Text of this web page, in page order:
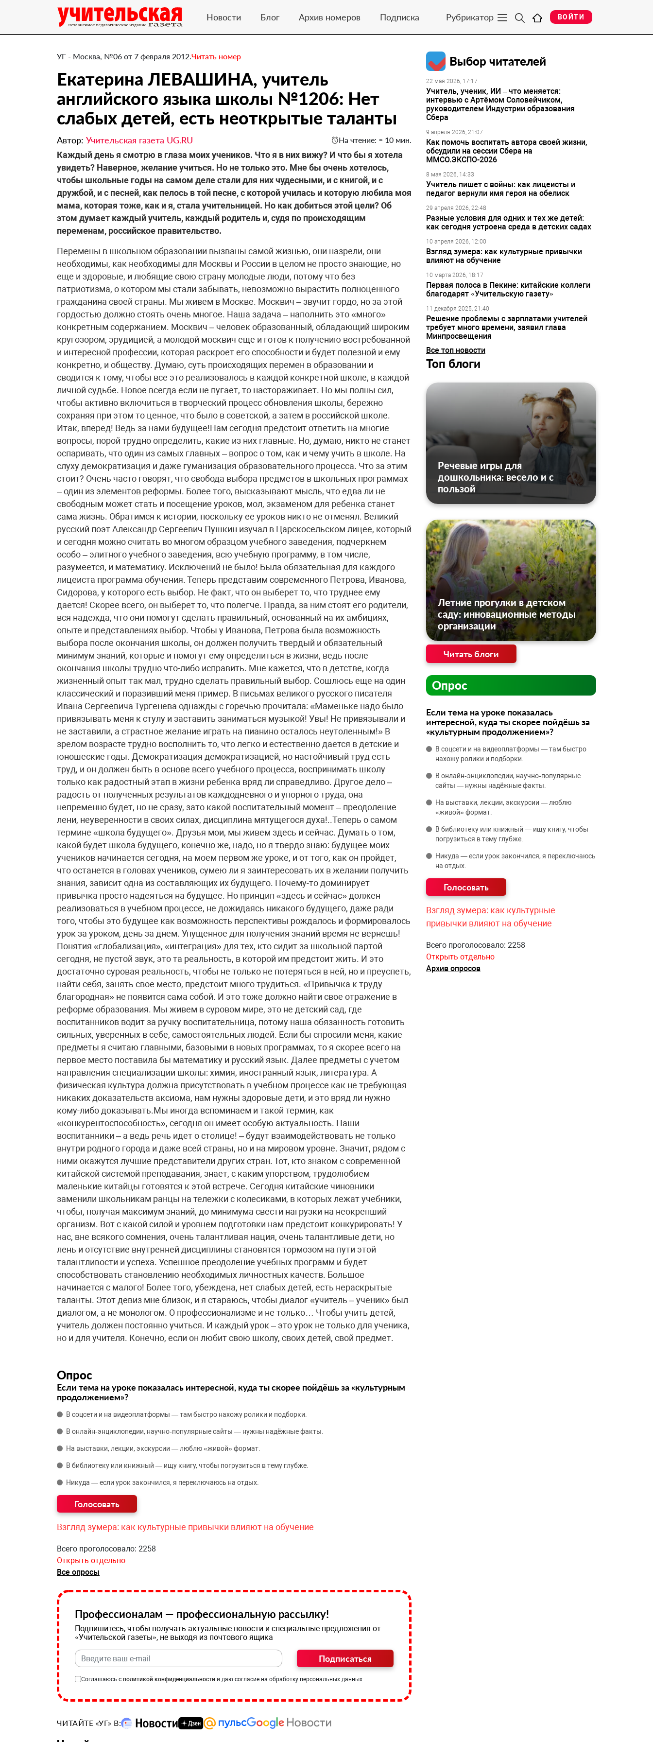
Новости Блог Архив номеров Подписка Рубрикатор ВОЙТИ
УГ - Москва, №06 от 7 февраля 2012.Читать номер
Екатерина ЛЕВАШИНА, учитель
английского языка школы №1206: Нет
слабых детей, есть неоткрытые таланты
Автор: Учительская газета UG.RU На чтение: ≈ 10 мин.
​Каждый день я смотрю в глаза моих учеников. Что я в них вижу? И что бы я хотела
увидеть? Наверное, желание учиться. Но не только это. Мне бы очень хотелось,
чтобы школьные годы на самом деле стали для них чудесными, и с книгой, и с
дружбой, и с песней, как пелось в той песне, с которой училась и которую любила моя
мама, которая тоже, как и я, стала учительницей. Но как добиться этой цели? Об
этом думает каждый учитель, каждый родитель и, судя по происходящим
переменам, российское правительство.
Перемены в школьном образовании вызваны самой жизнью, они назрели, они
необходимы, как необходимы для Москвы и России в целом не просто знающие, но
еще и здоровые, и любящие свою страну молодые люди, потому что без
патриотизма, о котором мы стали забывать, невозможно вырастить полноценного
гражданина своей страны. Мы живем в Москве. Москвич – звучит гордо, но за этой
гордостью должно стоять очень многое. Наша задача – наполнить это «много»
конкретным содержанием. Москвич – человек образованный, обладающий широким
кругозором, эрудицией, а молодой москвич еще и готов к получению востребованной
и интересной профессии, которая раскроет его способности и будет полезной и ему
конкретно, и обществу. Думаю, суть происходящих перемен в образовании и
сводится к тому, чтобы все это реализовалось в каждой конкретной школе, в каждой
личной судьбе. Новое всегда если не пугает, то настораживает. Но мы полны сил,
чтобы активно включиться в творческий процесс обновления школы, бережно
сохраняя при этом то ценное, что было в советской, а затем в российской школе.
Итак, вперед! Ведь за нами будущее!Нам сегодня предстоит ответить на многие
вопросы, порой трудно определить, какие из них главные. Но, думаю, никто не станет
оспаривать, что один из самых главных – вопрос о том, как и чему учить в школе. На
слуху демократизация и даже гуманизация образовательного процесса. Что за этим
стоит? Очень часто говорят, что свобода выбора предметов в школьных программах
– один из элементов реформы. Более того, высказывают мысль, что едва ли не
свободным может стать и посещение уроков, мол, экзаменом для ребенка станет
сама жизнь. Обратимся к истории, поскольку ее уроков никто не отменял. Великий
русский поэт Александр Сергеевич Пушкин изучал в Царскосельском лицее, который
и сегодня можно считать во многом образцом учебного заведения, подчеркнем
особо – элитного учебного заведения, всю учебную программу, в том числе,
разумеется, и математику. Исключений не было! Была обязательная для каждого
лицеиста программа обучения. Теперь представим современного Петрова, Иванова,
Сидорова, у которого есть выбор. Не факт, что он выберет то, что труднее ему
дается! Скорее всего, он выберет то, что полегче. Правда, за ним стоят его родители,
вся надежда, что они помогут сделать правильный, основанный на их амбициях,
опыте и представлениях выбор. Чтобы у Иванова, Петрова была возможность
выбора после окончания школы, он должен получить твердый и обязательный
минимум знаний, которые и помогут ему определиться в жизни, ведь после
окончания школы трудно что-либо исправить. Мне кажется, что в детстве, когда
жизненный опыт так мал, трудно сделать правильный выбор. Сошлюсь еще на один
классический и поразивший меня пример. В письмах великого русского писателя
Ивана Сергеевича Тургенева однажды с горечью прочитала: «Маменьке надо было
привязывать меня к стулу и заставить заниматься музыкой! Увы! Не привязывали и
не заставили, а страстное желание играть на пианино осталось неутоленным!» В
зрелом возрасте трудно восполнить то, что легко и естественно дается в детские и
юношеские годы. Демократизация демократизацией, но настойчивый труд есть
труд, и он должен быть в основе всего учебного процесса, воспринимать школу
только как радостный этап в жизни ребенка вряд ли справедливо. Другое дело –
радость от полученных результатов каждодневного и упорного труда, она
непременно будет, но не сразу, зато какой воспитательный момент – преодоление
лени, неуверенности в своих силах, дисциплина мятущегося духа!..Теперь о самом
термине «школа будущего». Друзья мои, мы живем здесь и сейчас. Думать о том,
какой будет школа будущего, конечно же, надо, но я твердо знаю: будущее моих
учеников начинается сегодня, на моем первом же уроке, и от того, как он пройдет,
что останется в головах учеников, сумею ли я заинтересовать их в желании получить
знания, зависит одна из составляющих их будущего. Почему-то доминирует
привычка просто надеяться на будущее. Но принцип «здесь и сейчас» должен
реализоваться в учебном процессе, не дожидаясь никакого будущего, даже ради
того, чтобы это будущее как возможность перспективы рождалось и формировалось
урок за уроком, день за днем. Упущенное для получения знаний время не вернешь!
Понятия «глобализация», «интеграция» для тех, кто сидит за школьной партой
сегодня, не пустой звук, это та реальность, в которой им предстоит жить. И это
достаточно суровая реальность, чтобы не только не потеряться в ней, но и преуспеть,
найти себя, занять свое место, предстоит много трудиться. «Привычка к труду
благородная» не появится сама собой. И это тоже должно найти свое отражение в
реформе образования. Мы живем в суровом мире, это не детский сад, где
воспитанников водит за ручку воспитательница, потому наша обязанность готовить
сильных, уверенных в себе, самостоятельных людей. Если бы спросили меня, какие
предметы я считаю главными, базовыми в новых программах, то я скорее всего на
первое место поставила бы математику и русский язык. Далее предметы с учетом
направления специализации школы: химия, иностранный язык, литература. А
физическая культура должна присутствовать в учебном процессе как не требующая
никаких доказательств аксиома, нам нужны здоровые дети, и это вряд ли нужно
кому-либо доказывать.Мы иногда вспоминаем и такой термин, как
«конкурентоспособность», сегодня он имеет особую актуальность. Наши
воспитанники – а ведь речь идет о столице! – будут взаимодействовать не только
внутри родного города и даже всей страны, но и на мировом уровне. Значит, рядом с
ними окажутся лучшие представители других стран. Тот, кто знаком с современной
китайской системой преподавания, знает, с каким упорством, трудолюбием
маленькие китайцы готовятся к этой встрече. Сегодня китайские чиновники
заменили школьникам ранцы на тележки с колесиками, в которых лежат учебники,
чтобы, получая максимум знаний, до минимума свести нагрузки на неокрепший
организм. Вот с какой силой и уровнем подготовки нам предстоит конкурировать! У
нас, вне всякого сомнения, очень талантливая нация, очень талантливые дети, но
лень и отсутствие внутренней дисциплины становятся тормозом на пути этой
талантливости и успеха. Успешное преодоление учебных программ и будет
способствовать становлению необходимых личностных качеств. Большое
начинается с малого! Более того, убеждена, нет слабых детей, есть нераскрытые
таланты. Этот девиз мне близок, и я стараюсь, чтобы диалог «учитель – ученик» был
диалогом, а не монологом. О профессионализме и не только… Чтобы учить детей,
учитель должен постоянно учиться. И каждый урок – это урок не только для ученика,
но и для учителя. Конечно, если он любит свою школу, своих детей, свой предмет.
Опрос
Если тема на уроке показалась интересной, куда ты скорее пойдёшь за «культурным
продолжением»?
В соцсети и на видеоплатформы — там быстро нахожу ролики и подборки.
В онлайн‑энциклопедии, научно‑популярные сайты — нужны надёжные факты.
На выставки, лекции, экскурсии — люблю «живой» формат.
В библиотеку или книжный — ищу книгу, чтобы погрузиться в тему глубже.
Никуда — если урок закончился, я переключаюсь на отдых.
Взгляд зумера: как культурные привычки влияют на обучение
Всего проголосовало: 2258
Открыть отдельно
Все опросы
Профессионалам — профессиональную рассылку!
Подпишитесь, чтобы получать актуальные новости и специальные предложения от
«Учительской газеты», не выходя из почтового ящика
Подписаться
Соглашаюсь с политикой конфиденциальности и даю согласие на обработку персональных данных
ЧИТАЙТЕ «УГ» В:
Выбор читателей
22 мая 2026, 17:17
Учитель, ученик, ИИ – что меняется:
интервью с Артёмом Соловейчиком,
руководителем Индустрии образования
Сбера
9 апреля 2026, 21:07
Как помочь воспитать автора своей жизни,
обсудили на сессии Сбера на
ММСО.ЭКСПО-2026
8 мая 2026, 14:33
Учитель пишет с войны: как лицеисты и
педагог вернули имя героя на обелиск
29 апреля 2026, 22:48
Разные условия для одних и тех же детей:
как сегодня устроена среда в детских садах
10 апреля 2026, 12:00
Взгляд зумера: как культурные привычки
влияют на обучение
10 марта 2026, 18:17
Первая полоса в Пекине: китайские коллеги
благодарят «Учительскую газету»
11 декабря 2025, 21:40
Решение проблемы с зарплатами учителей
требует много времени, заявил глава
Минпросвещения
Все топ новости
Топ блоги
Речевые игры для
дошкольника: весело и с
пользой
Летние прогулки в детском
саду: инновационные методы
организации
Читать блоги
Опрос
Если тема на уроке показалась
интересной, куда ты скорее пойдёшь за
«культурным продолжением»?
В соцсети и на видеоплатформы — там быстро
нахожу ролики и подборки.
В онлайн‑энциклопедии, научно‑популярные
сайты — нужны надёжные факты.
На выставки, лекции, экскурсии — люблю
«живой» формат.
В библиотеку или книжный — ищу книгу, чтобы
погрузиться в тему глубже.
Никуда — если урок закончился, я переключаюсь
на отдых.
Взгляд зумера: как культурные
привычки влияют на обучение
Всего проголосовало: 2258
Открыть отдельно
Архив опросов